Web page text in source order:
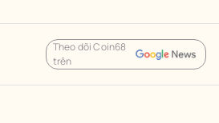
Theo dõi Coin68
trên